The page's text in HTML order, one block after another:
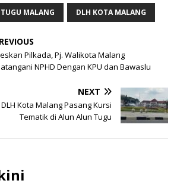
MALANG DLH KOTA MALANG
Pilkada, Pj. Walikota Malang
NPHD Dengan KPU dan Bawaslu
NEXT
Kota Malang Pasang Kursi
Tematik di Alun Alun Tugu